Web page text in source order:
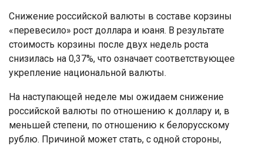
Снижение российской валюты в составе корзины
«перевесило» рост доллара и юаня. В результате
стоимость корзины после двух недель роста
снизилась на 0,37%, что означает соответствующее
укрепление национальной валюты.
На наступающей неделе мы ожидаем снижение
российской валюты по отношению к доллару и, в
меньшей степени, по отношению к белорусскому
рублю. Причиной может стать, с одной стороны,